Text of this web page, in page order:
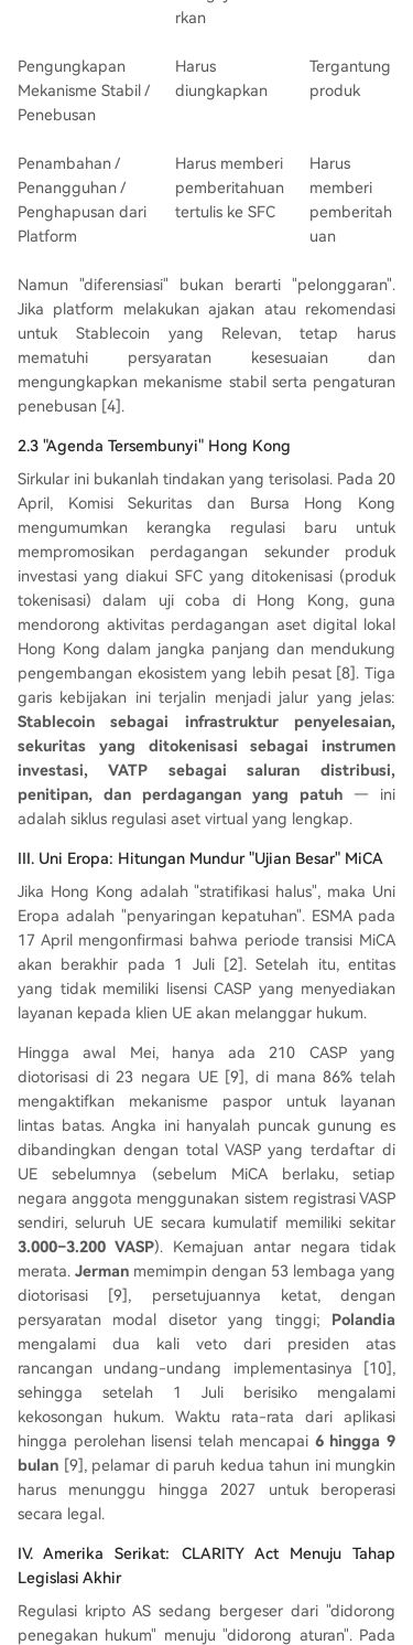
rkan
Pengungkapan
Mekanisme Stabil /
Penebusan
Harus
diungkapkan
Tergantung
produk
Penambahan /
Penangguhan /
Penghapusan dari
Platform
Harus memberi
pemberitahuan
tertulis ke SFC
Harus
memberi
pemberitah
uan
Namun "diferensiasi" bukan berarti "pelonggaran".
Jika platform melakukan ajakan atau rekomendasi
untuk Stablecoin yang Relevan, tetap harus
mematuhi persyaratan kesesuaian dan
mengungkapkan mekanisme stabil serta pengaturan
penebusan [4].
2.3 "Agenda Tersembunyi" Hong Kong
Sirkular ini bukanlah tindakan yang terisolasi. Pada 20
April, Komisi Sekuritas dan Bursa Hong Kong
mengumumkan kerangka regulasi baru untuk
mempromosikan perdagangan sekunder produk
investasi yang diakui SFC yang ditokenisasi (produk
tokenisasi) dalam uji coba di Hong Kong, guna
mendorong aktivitas perdagangan aset digital lokal
Hong Kong dalam jangka panjang dan mendukung
pengembangan ekosistem yang lebih pesat [8]. Tiga
garis kebijakan ini terjalin menjadi jalur yang jelas:
Stablecoin sebagai infrastruktur penyelesaian,
sekuritas yang ditokenisasi sebagai instrumen
investasi, VATP sebagai saluran distribusi,
penitipan, dan perdagangan yang patuh — ini
adalah siklus regulasi aset virtual yang lengkap.
III. Uni Eropa: Hitungan Mundur "Ujian Besar" MiCA
Jika Hong Kong adalah "stratifikasi halus", maka Uni
Eropa adalah "penyaringan kepatuhan". ESMA pada
17 April mengonfirmasi bahwa periode transisi MiCA
akan berakhir pada 1 Juli [2]. Setelah itu, entitas
yang tidak memiliki lisensi CASP yang menyediakan
layanan kepada klien UE akan melanggar hukum.
Hingga awal Mei, hanya ada 210 CASP yang
diotorisasi di 23 negara UE [9], di mana 86% telah
mengaktifkan mekanisme paspor untuk layanan
lintas batas. Angka ini hanyalah puncak gunung es
dibandingkan dengan total VASP yang terdaftar di
UE sebelumnya (sebelum MiCA berlaku, setiap
negara anggota menggunakan sistem registrasi VASP
sendiri, seluruh UE secara kumulatif memiliki sekitar
3.000–3.200 VASP). Kemajuan antar negara tidak
merata. Jerman memimpin dengan 53 lembaga yang
diotorisasi [9], persetujuannya ketat, dengan
persyaratan modal disetor yang tinggi; Polandia
mengalami dua kali veto dari presiden atas
rancangan undang-undang implementasinya [10],
sehingga setelah 1 Juli berisiko mengalami
kekosongan hukum. Waktu rata-rata dari aplikasi
hingga perolehan lisensi telah mencapai 6 hingga 9
bulan [9], pelamar di paruh kedua tahun ini mungkin
harus menunggu hingga 2027 untuk beroperasi
secara legal.
IV. Amerika Serikat: CLARITY Act Menuju Tahap
Legislasi Akhir
Regulasi kripto AS sedang bergeser dari "didorong
penegakan hukum" menuju "didorong aturan". Pada